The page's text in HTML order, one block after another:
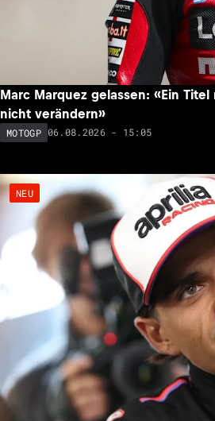
Marc Marquez gelassen: «Ein
nicht verändern»
MOTOGP 06.08.2026 - 15:05
NEU